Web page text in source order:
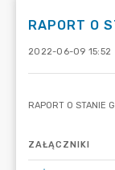
RAPORT O
2022-06-09 15:52
ZAŁĄCZNIKI